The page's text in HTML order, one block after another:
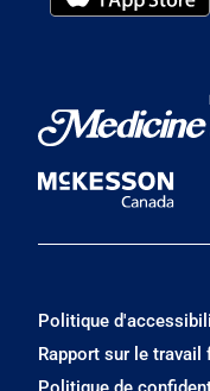
Politique
Rapport sur le